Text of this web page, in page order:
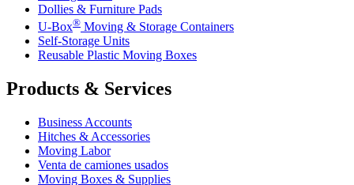
Dollies & Furniture Pads
U-Box® Moving & Storage Containers
Self-Storage Units
Reusable Plastic Moving Boxes
Products & Services
Business Accounts
Hitches & Accessories
Moving Labor
Venta de camiones usados
Moving Boxes & Supplies